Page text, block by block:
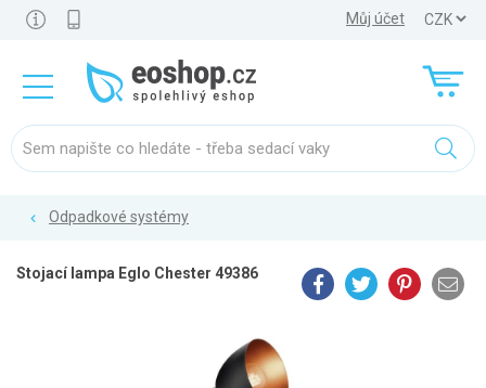
Můj účet
Odpadkové systémy
Stojací lampa Eglo Chester 49386